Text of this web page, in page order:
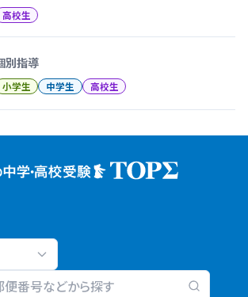
高校生
別指導
小学生 中学生 高校生